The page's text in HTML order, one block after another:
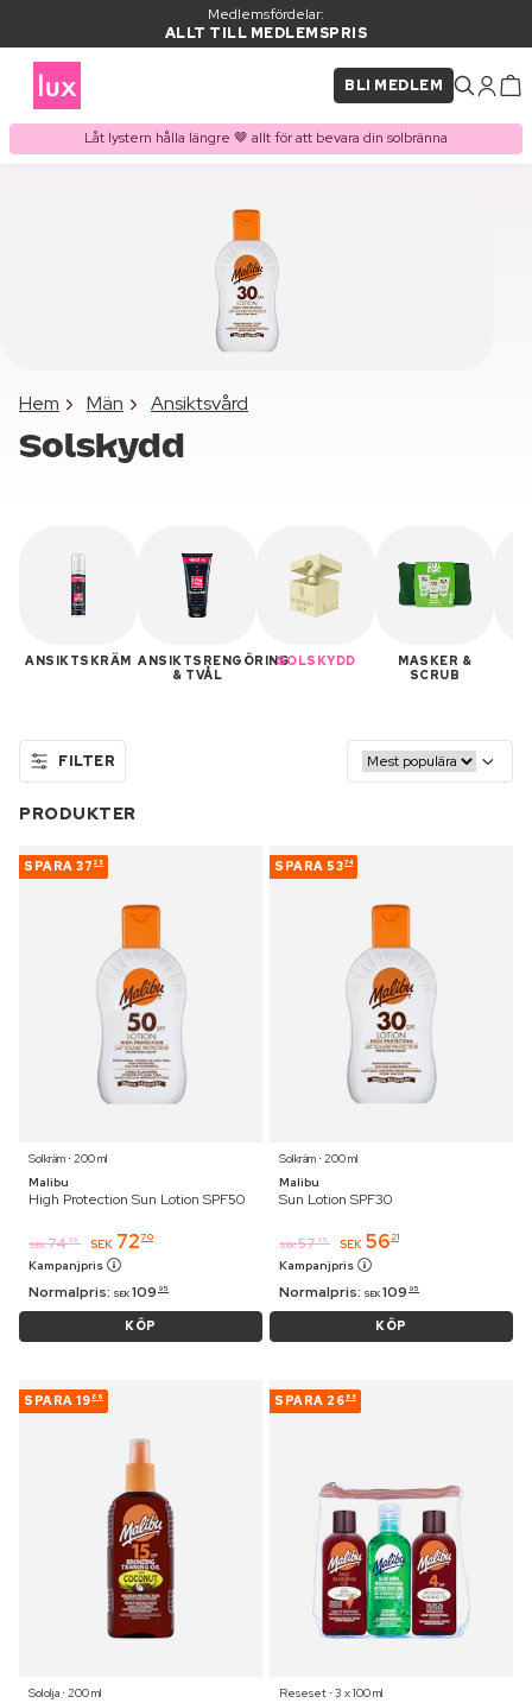
Medlemsfördelar:
ALLT TILL MEDLEMSPRIS
BLI MEDLEM
Låt lystern hålla längre 🤎 allt för att bevara din solbränna
Hem Män Ansiktsvård
Solskydd
ANSIKTSKRÄM ANSIKTSRENGÖRING
& TVÅL
SOLSKYDD
MASKER &
SCRUB
FILTER
PRODUKTER
SPARA 37 25
Solkräm ⋅ 200 ml
Malibu
High Protection Sun Lotion SPF50
SEK 74 95 SEK 72 70
Kampanjpris
Normalpris: SEK 109 95
KÖP
SPARA 5374
Solkräm ⋅ 200 ml
Malibu
Sun Lotion SPF30
SEK 57 95 SEK 56 21
Kampanjpris
Normalpris: SEK 109 95
KÖP
SPARA 19 86
Sololja ⋅ 200 ml
SPARA 26 88
Reseset ⋅ 3 x 100 ml